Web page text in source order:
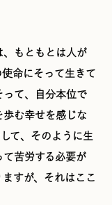
、もともとは人が
命にそって生きて
って、自分本位で
む幸せを感じな
て、そのように生
苦労する必要が
すが、それはここ